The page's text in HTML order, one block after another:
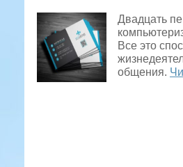
Двадцать
Все это
общения.